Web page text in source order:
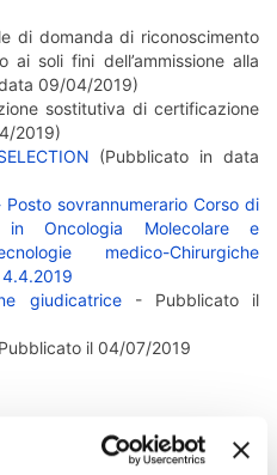
di domanda di riconoscimento
ai soli fini dell’ammissione alla
09/04/2019)
sostitutiva di certificazione
2019)
(Pubblicato in data
sovrannumerario Corso di
Oncologia Molecolare e
medico-Chirurgiche
giudicatrice- Pubblicato il
il 04/07/2019
PAGINA / PAGINE